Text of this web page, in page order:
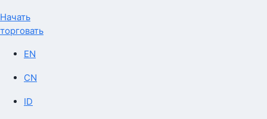
Начать
торговать
EN
CN
ID